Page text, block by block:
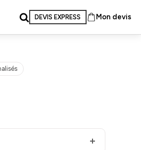
DEVIS EXPRESS Mon devis